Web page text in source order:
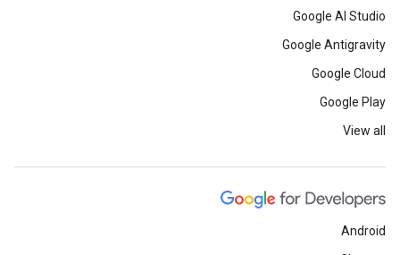
Google AI Studio
Google Antigravity
Google Cloud
Google Play
View all
Android